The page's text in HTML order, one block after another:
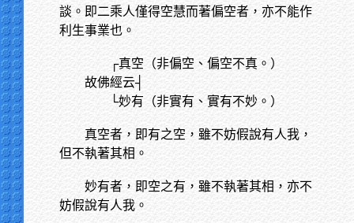
談。即二乘人僅得空慧而著偏空者，亦不能作
利生事業也。
┌真空（非偏空、偏空不真。）
故佛經云┤
└妙有（非實有、實有不妙。）
真空者，即有之空，雖不妨假說有人我，
但不執著其相。
妙有者，即空之有，雖不執著其相，亦不
妨假說有人我。